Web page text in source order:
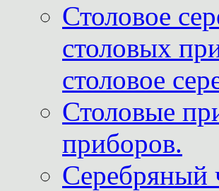
Столовое
столовых
столовое
Столовые
приборов.
Серебряный